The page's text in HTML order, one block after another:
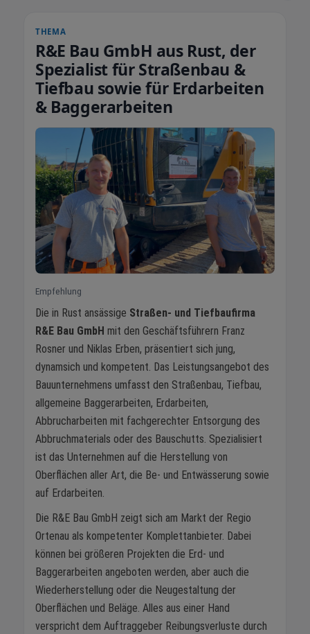
THEMA
R&E Bau GmbH aus Rust, der
Spezialist für Straßenbau &
Tiefbau sowie für Erdarbeiten
& Baggerarbeiten
Empfehlung
Die in Rust ansässige Straßen- und Tiefbaufirma
R&E Bau GmbH mit den Geschäftsführern Franz
Rosner und Niklas Erben, präsentiert sich jung,
dynamsich und kompetent. Das Leistungsangebot des
Bauunternehmens umfasst den Straßenbau, Tiefbau,
allgemeine Baggerarbeiten, Erdarbeiten,
Abbrucharbeiten mit fachgerechter Entsorgung des
Abbruchmaterials oder des Bauschutts. Spezialisiert
ist das Unternehmen auf die Herstellung von
Oberflächen aller Art, die Be- und Entwässerung sowie
auf Erdarbeiten.
Die R&E Bau GmbH zeigt sich am Markt der Regio
Ortenau als kompetenter Komplettanbieter. Dabei
können bei größeren Projekten die Erd- und
Baggerarbeiten angeboten werden, aber auch die
Wiederherstellung oder die Neugestaltung der
Oberflächen und Beläge. Alles aus einer Hand
verspricht dem Auftraggeber Reibungsverluste durch